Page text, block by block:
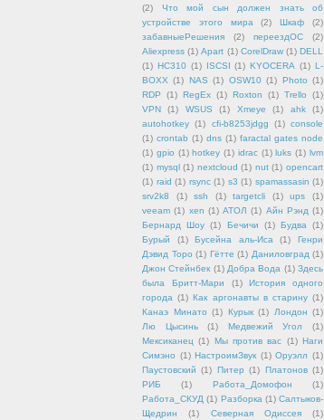
(2)
Что мой сын должен знать об
устройстве этого мира
(2) Шкаф
(2)
забавныеРешения
(2) переездОС
(2)
Aliexpress (1) Apart (1) CorelDraw (1) DELL
(1) HC310 (1) ISCSI (1) KYOCERA (1) L-
BOXX (1) NAS (1) OSW10 (1) Photo (1)
RDP
(1) RegEx (1) Roxton (1) Trello
(1)
VPN
(1) WSUS (1) Xmeye (1) ahk
(1)
autohotkey (1) cfi-b8253jdgg (1) console
(1) crontab (1) dns (1) faractal gates node
(1) gpio (1) hotkey (1) idrac (1) luks (1) lvm
(1) mysql (1) nextcloud (1) nut (1) opencart
(1) raid (1) rsync (1) s3 (1) spamassasin (1)
srv2k8
(1) ssh (1) targetcli (1) ups
(1)
veeam (1) xen (1) АТОЛ (1) Айн Рэнд (1)
Бернард Шоу (1) Бечичи (1) Будва (1)
Бурый
(1) Бусейна аль-Иса (1)
Генри
Дэвид Торо (1) Гётте (1) Даниловград (1)
Джон Стейнбек (1) Добра Вода (1) Здесь
была Бритт-Мари
(1)
История одного
города (1) Как аргонавты в старину (1)
Канаэ Минато (1) Курык (1) Лондон (1)
Лю Цысинь
(1) Медвежий Угол
(1)
Мексиканец (1) Мы против вас (1) Наги
Симэно (1) НастроимЗвук (1) Оруэлл (1)
Паустовский (1) Питер (1) Платонов (1)
РИБ
(1) Работа_Домофон
(1)
Работа_СКУД (1) Разборка (1) Салтыков-
Щедрин
(1) Северная Одиссея
(1)